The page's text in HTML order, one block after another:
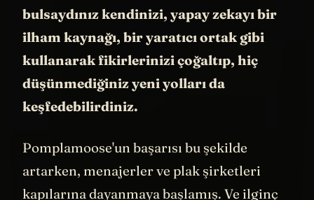
kalmamış aynı zamanda ilk hesabı da o
açmış. O başlayınca işler açılmış. İki hafta
içinde altı haneli rakamlar kazanmaya
başlamışlar. O kadar çok talep geliyormuş
ki gelen maillere yetişemez olmuşlar.
zorunda kalmışlar. İlk ofisleri iki odalı bir
apartman dairesiymiş.